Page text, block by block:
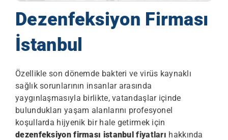
Dezenfeksiyon Firması
İstanbul
Özellikle son dönemde bakteri ve virüs kaynaklı
sağlık sorunlarının insanlar arasında
yaygınlaşmasıyla birlikte, vatandaşlar içinde
bulundukları yaşam alanlarını profesyonel
koşullarda hijyenik bir hale getirmek için
dezenfeksiyon firması istanbul fiyatları hakkında